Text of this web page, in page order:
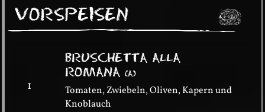
VORSPEISEN
1
BRUSCHETTA ALLA
ROMANA(A)
Tomaten, Zwiebeln, Oliven, Kapern und
Knoblauch